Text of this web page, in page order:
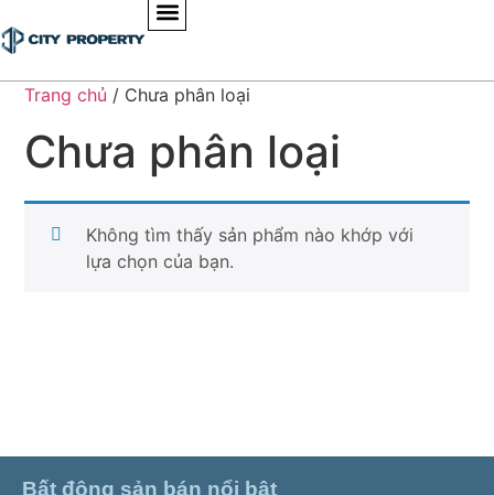
Trang chủ / Chưa phân loại
Chưa phân loại
Không tìm thấy sản phẩm nào khớp với
lựa chọn của bạn.
Bất động sản bán nổi bật